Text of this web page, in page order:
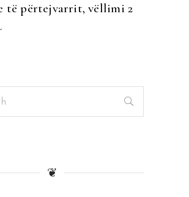
të përtejvarrit, vëllimi 2
❦